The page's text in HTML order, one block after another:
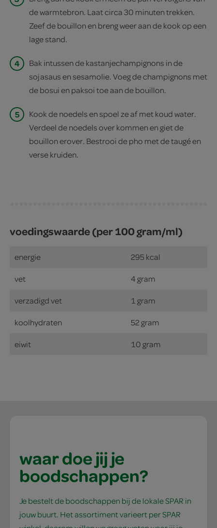
de warmtebron. Laat circa 30 minuten trekken.
Zeef de bouillon en breng weer aan de kook op een
lage stand.
4
Bak intussen de kastanjechampignons in de
sojasaus en sesamolie. Voeg de champignons met
de bosui en paksoi toe aan de bouillon.
5
Kook de noedels en spoel ze af met koud water.
Verdeel de noedels over kommen en giet de
bouillon erover. Bestrooi de pho met de taugé en
verse kruiden.
voedingswaarde (per 100 gram/ml)
energie 295 kcal
vet 4 gram
verzadigd vet 1 gram
koolhydraten 52 gram
eiwit 10 gram
waar doe jij je
boodschappen?
Je bestelt de boodschappen bij de lokale SPAR in
jouw buurt. Het assortiment varieert per SPAR